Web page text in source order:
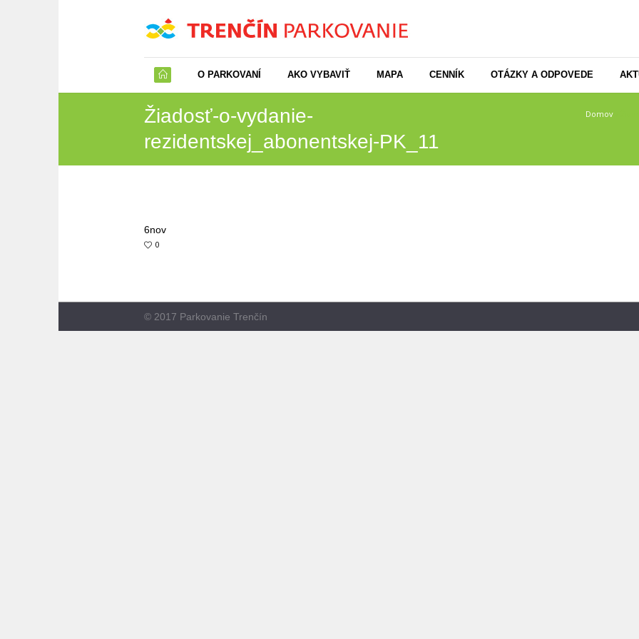
O PARKOVANÍ AKO VYBAVIŤ MAPA CENNÍK OTÁZKY A ODPOVEDE
Žiadosť-o-vydanie-
rezidentskej_abonentskej-PK_11
Domov
6nov
0
© 2017 Parkovanie Trenčín